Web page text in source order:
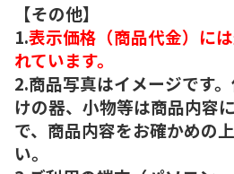
【その他】
1.表示価格（商品代金）に
れています。
2.商品写真はイメージです
けの器、小物等は商品内容
で、商品内容をお確かめの
い。